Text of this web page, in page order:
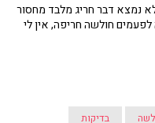
נמצא דבר חריג מלבד מחסור
חולשה חריפה, אין לי
בדיקות